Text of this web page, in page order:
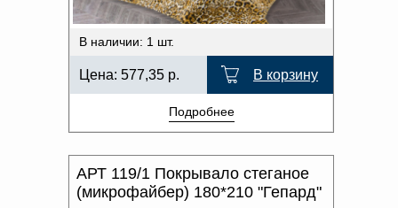
В наличии: 1 шт.
Цена: 577,35 р. В корзину
Подробнее
АРТ 119/1 Покрывало стеганое
(микрофайбер) 180*210 "Гепард"